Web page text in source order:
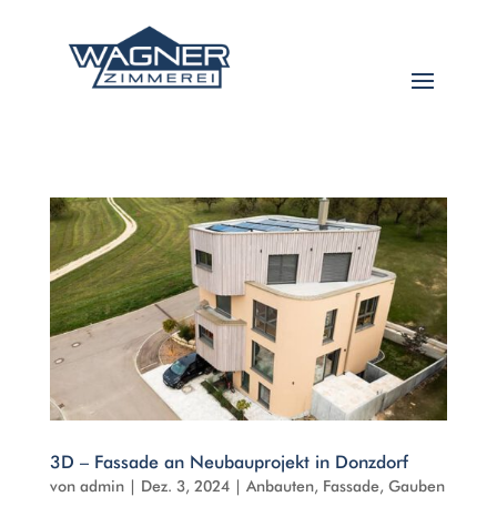
3D – Fassade an Neubauprojekt in Donzdorf
von admin| Dez. 3, 2024| Anbauten, Fassade, Gauben